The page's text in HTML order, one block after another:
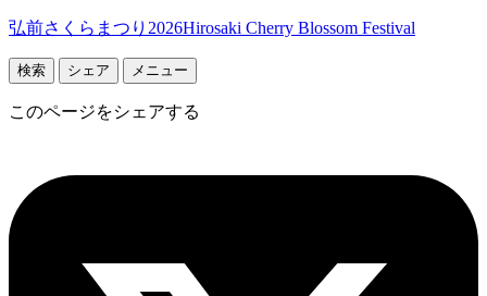
弘前さくらまつり2026Hirosaki Cherry Blossom Festival
検索 シェア メニュー
このページをシェアする